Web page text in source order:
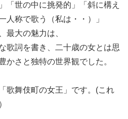
「世の中に挑発的」「斜に構え
人称で歌う（私は・・）」
最大の魅力は、
歌詞を書き、二十歳の女とは思
かさと独特の世界観でした。
歌舞伎町の女王」です。(これ